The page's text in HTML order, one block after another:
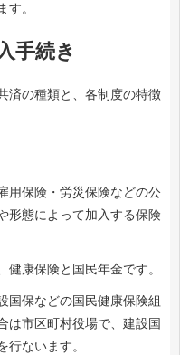
。
手続き
済の種類と、各制度の特徴
用保険・労災保険などの公
形態によって加入する保険
康保険と国民年金です。
保などの国民健康保険組
は市区町村役場で、建設国
ないます。